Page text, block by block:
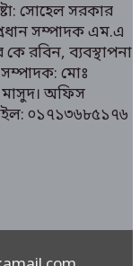
সোহেল সরকার
সম্পাদক এম.এ
রবিন, ব্যবস্থাপনা
সম্পাদক: মোঃ
মাসুদ। অফিস
০১৭১৩৬৮৫১৭৬